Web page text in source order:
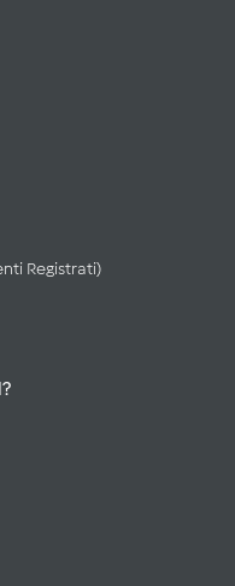
Registrati)